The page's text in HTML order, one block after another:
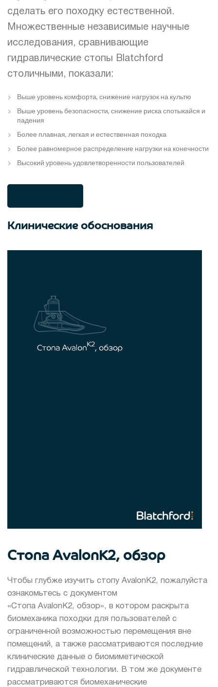
сделать его походку естественной.
Множественные независимые научные
исследования, сравнивающие
гидравлические стопы Blatchford
столичными, показали:
Выше уровень комфорта, снижение нагрузок на культю
Выше уровень безопасности, снижение риска спотыкайся и
падения
Более плавная, легкая и естественная походка
Более равномерное распределение нагрузки на конечности
Высокий уровень удовлетворенности пользователей
Клинические обоснования
Стопа AvalonK2, обзор
Чтобы глубже изучить стопу AvalonK2, пожалуйста
ознакомьтесь с документом
«Стопа AvalonK2, обзор», в котором раскрыта
биомеханика походки для пользователей с
ограниченной возможностью перемещения вне
помещений, а также рассматриваются последние
клинические данные о биомиметической
гидравлической технологии. В том же документе
рассматриваются биомеханические